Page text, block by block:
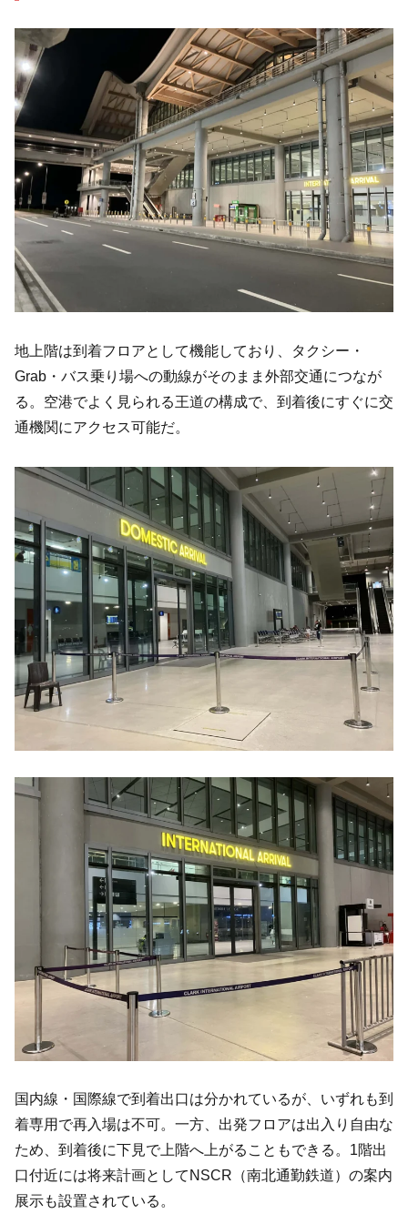
地上階は到着フロアとして機能しており、タクシー・
Grab・バス乗り場への動線がそのまま外部交通につなが
る。空港でよく見られる王道の構成で、到着後にすぐに交
通機関にアクセス可能だ。
国内線・国際線で到着出口は分かれているが、いずれも到
着専用で再入場は不可。一方、出発フロアは出入り自由な
ため、到着後に下見で上階へ上がることもできる。1階出
口付近には将来計画としてNSCR（南北通勤鉄道）の案内
展示も設置されている。